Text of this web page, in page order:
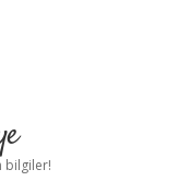
bilgiler!